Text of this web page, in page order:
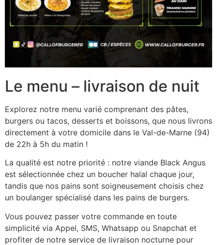
Le menu – livraison de nuit
Explorez notre menu varié comprenant des pâtes,
burgers ou tacos, desserts et boissons, que nous livrons
directement à votre domicile dans le Val-de-Marne (94)
de 22h à 5h du matin !
La qualité est notre priorité : notre viande Black Angus
est sélectionnée chez un boucher halal chaque jour,
tandis que nos pains sont soigneusement choisis chez
un boulanger spécialisé dans les pains de burgers.
Vous pouvez passer votre commande en toute
simplicité via Appel, SMS, Whatsapp ou Snapchat et
profiter de notre service de livraison nocturne pour